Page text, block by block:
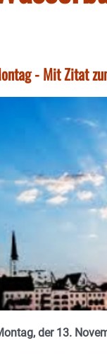
- Mit Zitat
der 13.